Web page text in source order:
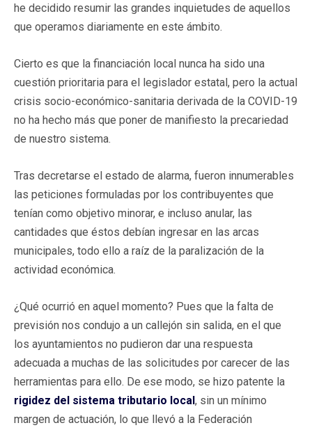
he decidido resumir las grandes inquietudes de aquellos
que operamos diariamente en este ámbito.
Cierto es que la financiación local nunca ha sido una
cuestión prioritaria para el legislador estatal, pero la actual
crisis socio-económico-sanitaria derivada de la COVID-19
no ha hecho más que poner de manifiesto la precariedad
de nuestro sistema.
Tras decretarse el estado de alarma, fueron innumerables
las peticiones formuladas por los contribuyentes que
tenían como objetivo minorar, e incluso anular, las
cantidades que éstos debían ingresar en las arcas
municipales, todo ello a raíz de la paralización de la
actividad económica.
¿Qué ocurrió en aquel momento? Pues que la falta de
previsión nos condujo a un callejón sin salida, en el que
los ayuntamientos no pudieron dar una respuesta
adecuada a muchas de las solicitudes por carecer de las
herramientas para ello. De ese modo, se hizo patente la
rigidez del sistema tributario local, sin un mínimo
margen de actuación, lo que llevó a la Federación